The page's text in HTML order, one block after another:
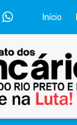
Início